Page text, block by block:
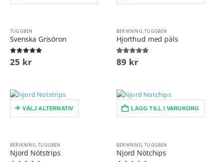
TUGGBEN
Svenska Grisöron
0out of 5
25 kr
BERIKNING,TUGGBEN
Hjorthud med päls
5.00 out of 5
89 kr
VÄLJ ALTERNATIV
BERIKNING,TUGGBEN
Njord Nötstrips
LÄGG TILL I VARUKORG
BERIKNING,TUGGBEN
Njord Nötchips